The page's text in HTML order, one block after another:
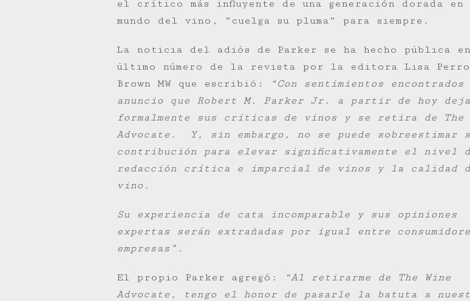
el crítico más influyente de una generación dorada en
mundo del vino, “cuelga su pluma” para siempre.
La noticia del adiós de Parker se ha hecho pública
último número de la revista por la editora Lisa
Brown MW que escribió:
“Con sentimientos encontrados
anuncio que Robert M. Parker Jr. a partir de hoy
formalmente sus críticas de vinos y se retira de The
Advocate. Y, sin embargo, no se puede sobreestimar
contribución para elevar significativamente el nivel
redacción crítica e imparcial de vinos y la calidad
vino.
Su experiencia de cata incomparable y sus opiniones
expertas serán extrañadas por igual entre
empresas” .
El propio Parker agregó:
“Al retirarme de The Wine
Advocate, tengo el honor de pasarle la batuta a